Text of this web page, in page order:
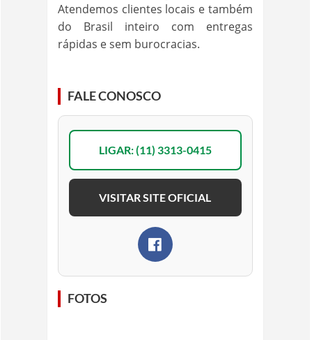
Atendemos clientes locais e também
do Brasil inteiro com entregas
rápidas e sem burocracias.
FALE CONOSCO
LIGAR: (11) 3313-0415
VISITAR SITE OFICIAL
FOTOS